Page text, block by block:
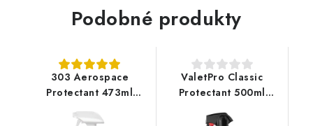
Podobné produkty
303 Aerospace
Protectant 473ml
ošetření plastů
ValetPro Classic
Protectant 500ml